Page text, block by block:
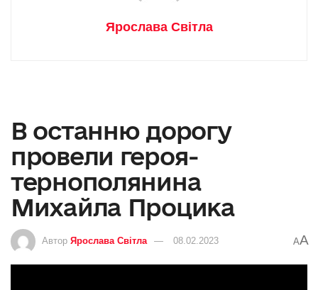
Ярослава Світла
В останню дорогу
провели героя-
тернополянина
Михайла Процика
Автор Ярослава Світла 08.02.2023 AA